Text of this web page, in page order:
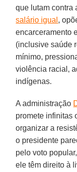
que lutam contra
salário igual ,
encarceramento
(inclusive saúde
mínimo,
violência racial,
indígenas.
A administração
promete infinitas
organizar a
o presidente
pelo voto
ele têm direito à